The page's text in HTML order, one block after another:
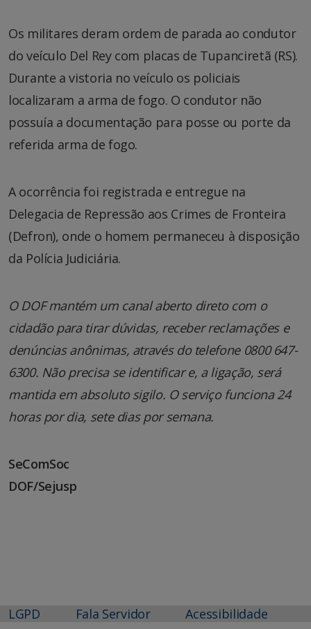
Os militares deram ordem de parada ao condutor
do veículo Del Rey com placas de Tupanciretã (RS).
Durante a vistoria no veículo os policiais
localizaram a arma de fogo. O condutor não
possuía a documentação para posse ou porte da
referida arma de fogo.
A ocorrência foi registrada e entregue na
Delegacia de Repressão aos Crimes de Fronteira
(Defron), onde o homem permaneceu à disposição
da Polícia Judiciária.
O DOF mantém um canal aberto direto com o
cidadão para tirar dúvidas, receber reclamações e
denúncias anônimas, através do telefone 0800 647-
6300. Não precisa se identificar e, a ligação, será
mantida em absoluto sigilo. O serviço funciona 24
horas por dia, sete dias por semana.
SeComSoc
DOF/Sejusp
LGPD Fala Servidor Acessibilidade